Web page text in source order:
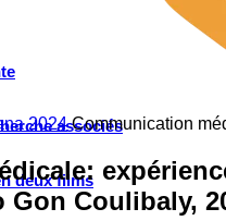
associés
deux films
2024 Communication
Coulibaly,